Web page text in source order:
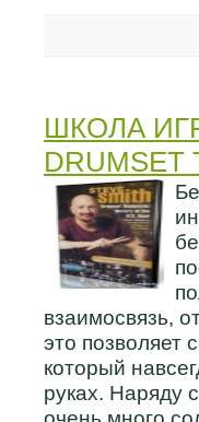
ШКОЛА
DRUMSET
взаимосвязь,
это позволяет
который
руках. Наряду